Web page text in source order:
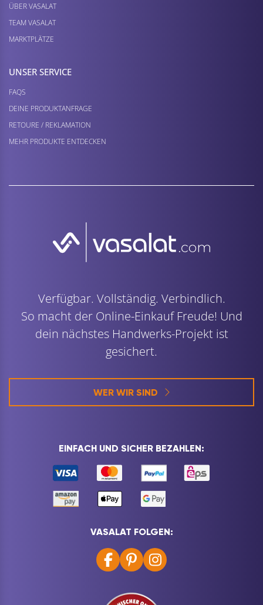
ÜBER VASALAT
TEAM VASALAT
MARKTPLÄTZE
UNSER SERVICE
FAQS
DEINE PRODUKTANFRAGE
RETOURE / REKLAMATION
MEHR PRODUKTE ENTDECKEN
Verfügbar. Vollständig. Verbindlich.
So macht der Online-Einkauf Freude! Und
dein nächstes Handwerks-Projekt ist
gesichert.
WER WIR SIND
EINFACH UND SICHER BEZAHLEN:
VASALAT FOLGEN: